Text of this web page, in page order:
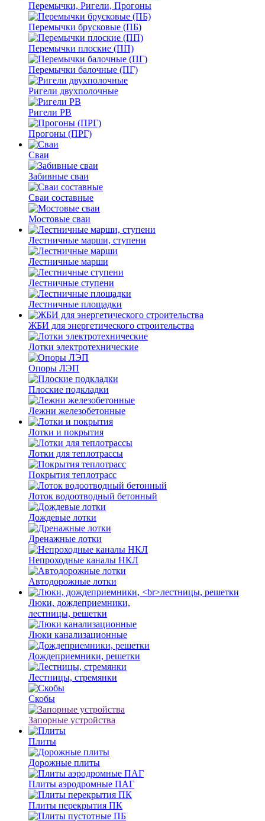
Перемычки, Ригели, Прогоны
Перемычки брусковые (ПБ)
Перемычки плоские (ПП)
Перемычки балочные (ПГ)
Ригели двухполочные
Ригели РВ
Прогоны (ПРГ)
Сваи
Забивные сваи
Сваи составные
Мостовые сваи
Лестничные марши, ступени
Лестничные марши
Лестничные ступени
Лестничные площадки
ЖБИ для энергетического строительства
Лотки электротехнические
Опоры ЛЭП
Плоские подкладки
Лежни железобетонные
Лотки и покрытия
Лотки для теплотрассы
Покрытия теплотрасс
Лоток водоотводный бетонный
Дождевые лотки
Дренажные лотки
Непроходные каналы НКЛ
Автодорожные лотки
Люки, дождеприемники,
лестницы, решетки
Люки канализационные
Дождеприемники, решетки
Лестницы, стремянки
Скобы
Запорные устройства
Плиты
Дорожные плиты
Плиты аэродромные ПАГ
Плиты перекрытия ПК